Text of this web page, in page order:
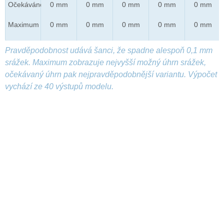
Očekáváno
Maximum
0 mm
0 mm
0 mm
0 mm
0 mm
0 mm
0 mm
0 mm
0 mm
0 mm
Pravděpodobnost udává šanci, že spadne alespoň 0,1 mm
srážek. Maximum zobrazuje nejvyšší možný úhrn srážek,
očekávaný úhrn pak nejpravděpodobnější variantu. Výpočet
vychází ze 40 výstupů modelu.